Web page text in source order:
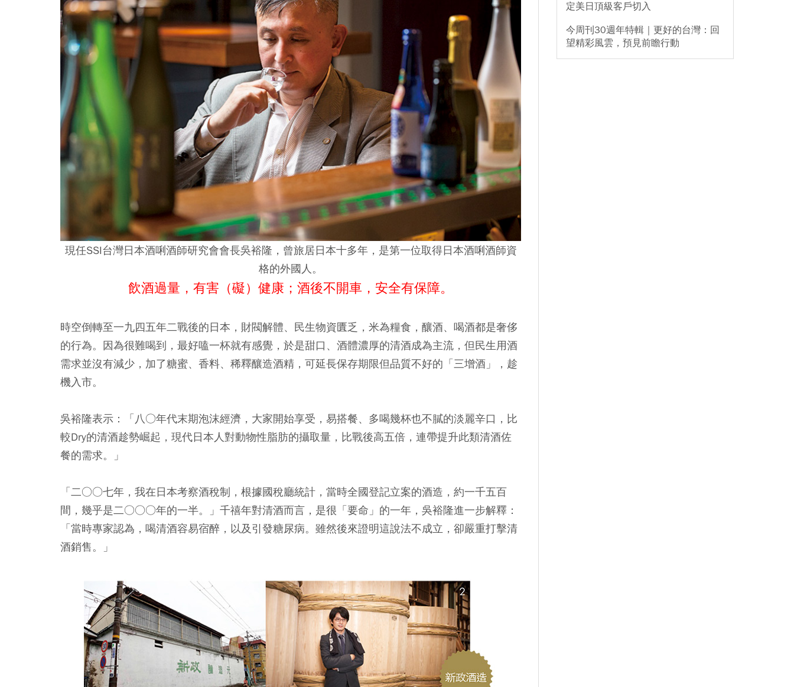
現任SSI台灣日本酒唎酒師研究會會長吳裕隆，曾旅居日本十多年，是第一位取得日本酒唎酒師資
格的外國人。
飲酒過量，有害（礙）健康；酒後不開車，安全有保障。
時空倒轉至一九四五年二戰後的日本，財閥解體、民生物資匱乏，米為糧食，釀酒、喝酒都是奢侈
的行為。因為很難喝到，最好嗑一杯就有感覺，於是甜口、酒體濃厚的清酒成為主流，但民生用酒
需求並沒有減少，加了糖蜜、香料、稀釋釀造酒精，可延長保存期限但品質不好的「三增酒」，趁
機入市。
吳裕隆表示：「八○年代末期泡沫經濟，大家開始享受，易搭餐、多喝幾杯也不膩的淡麗辛口，比
較Dry的清酒趁勢崛起，現代日本人對動物性脂肪的攝取量，比戰後高五倍，連帶提升此類清酒佐
餐的需求。」
「二○○七年，我在日本考察酒稅制，根據國稅廳統計，當時全國登記立案的酒造，約一千五百
間，幾乎是二○○○年的一半。」千禧年對清酒而言，是很「要命」的一年，吳裕隆進一步解釋：
「當時專家認為，喝清酒容易宿醉，以及引發糖尿病。雖然後來證明這說法不成立，卻嚴重打擊清
酒銷售。」
定美日頂級客戶切入
今周刊30週年特輯｜更好的台灣：回
望精彩風雲，預見前瞻行動